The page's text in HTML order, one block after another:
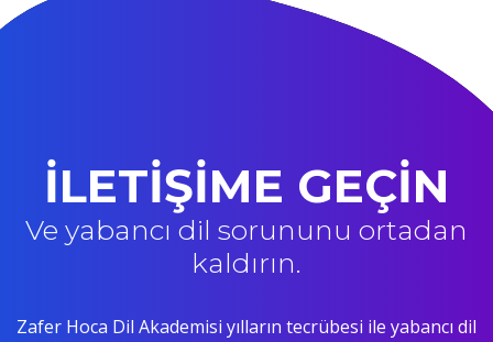
İLETİŞİME GEÇİN
Ve yabancı dil sorununu ortadan
kaldırın.
Zafer Hoca Dil Akademisi yılların tecrübesi ile yabancı dil